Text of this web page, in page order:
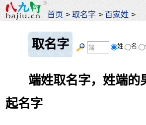
首页 >取名字 > 百家姓 >
取名字 姓 名
端姓取名字，姓端的
起名字